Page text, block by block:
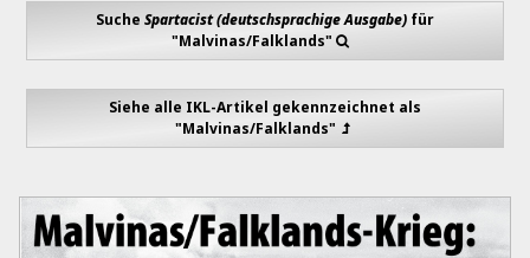
Suche Spartacist (deutschsprachige Ausgabe) für
"Malvinas/Falklands"
Siehe alle IKL-Artikel gekennzeichnet als
"Malvinas/Falklands"